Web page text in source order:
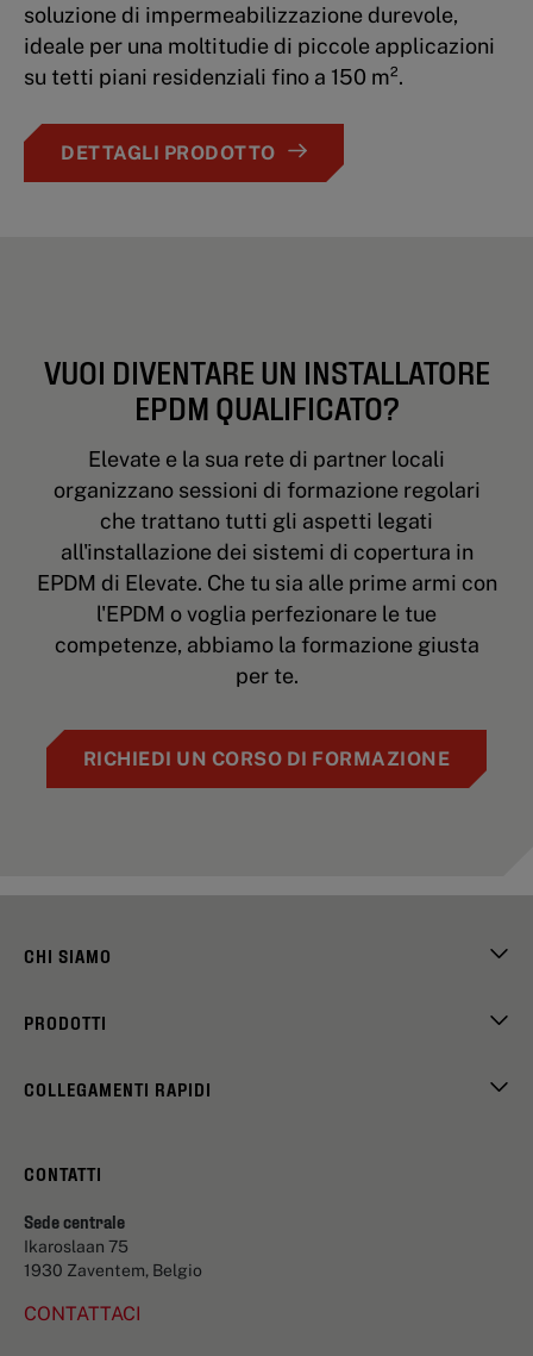
soluzione di impermeabilizzazione durevole,
ideale per una moltitudie di piccole applicazioni
su tetti piani residenziali fino a 150 m².
DETTAGLI PRODOTTO
VUOI DIVENTARE UN INSTALLATORE
EPDM QUALIFICATO?
Elevate e la sua rete di partner locali
organizzano sessioni di formazione regolari
che trattano tutti gli aspetti legati
all'installazione dei sistemi di copertura in
EPDM di Elevate. Che tu sia alle prime armi con
l'EPDM o voglia perfezionare le tue
competenze, abbiamo la formazione giusta
per te.
RICHIEDI UN CORSO DI FORMAZIONE
CHI SIAMO
PRODOTTI
COLLEGAMENTI RAPIDI
CONTATTI
Sede centrale
Ikaroslaan 75
1930 Zaventem, Belgio
CONTATTACI